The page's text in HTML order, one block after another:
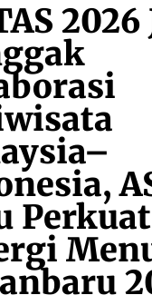
2026
Perkuat